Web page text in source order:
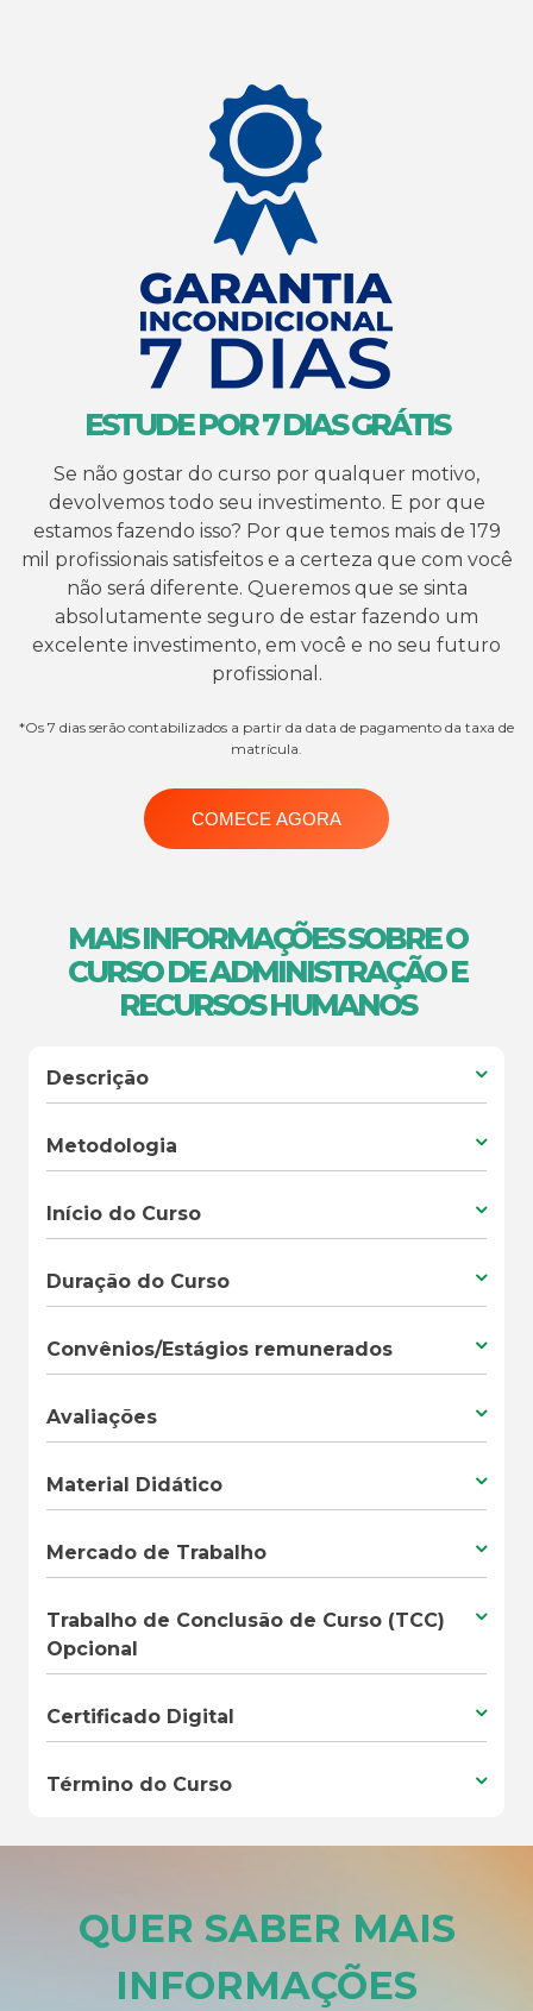
ESTUDE POR 7 DIAS GRÁTIS
Se não gostar do curso por qualquer motivo,
devolvemos todo seu investimento. E por que
estamos fazendo isso? Por que temos mais de 179
mil profissionais satisfeitos e a certeza que com você
não será diferente. Queremos que se sinta
absolutamente seguro de estar fazendo um
excelente investimento, em você e no seu futuro
profissional.
*Os 7 dias serão contabilizados a partir da data de pagamento da taxa de
matrícula.
COMECE AGORA
MAIS INFORMAÇÕES SOBRE O
CURSO DE ADMINISTRAÇÃO E
RECURSOS HUMANOS
Descrição
Metodologia
Início do Curso
Duração do Curso
Convênios/Estágios remunerados
Avaliações
Material Didático
Mercado de Trabalho
Trabalho de Conclusão de Curso (TCC)
Opcional
Certificado Digital
Término do Curso
QUER SABER MAIS
INFORMAÇÕES